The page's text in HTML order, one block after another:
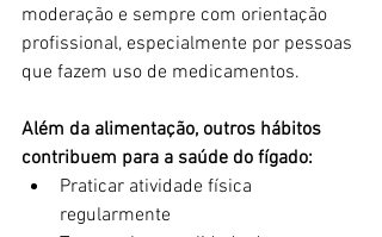
moderação e sempre com orientação
profissional, especialmente por pessoas
que fazem uso de medicamentos.
Além da alimentação, outros hábitos
contribuem para a saúde do fígado:
Praticar atividade física
regularmente